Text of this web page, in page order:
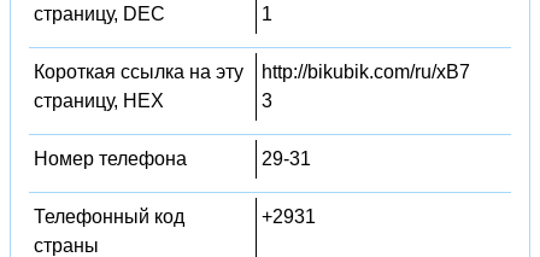
страницу, DEC
1
Короткая ссылка на эту
страницу, HEX
http://bikubik.com/ru/xB7
3
Номер телефона 29-31
Телефонный код
страны
+2931